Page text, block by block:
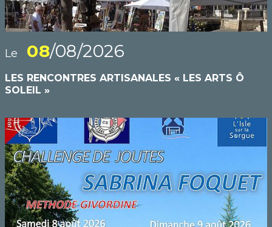
Le 08/08/2026
LES RENCONTRES ARTISANALES « LES ARTS Ô
SOLEIL »